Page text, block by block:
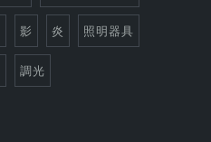
影 炎 照明器具
調光